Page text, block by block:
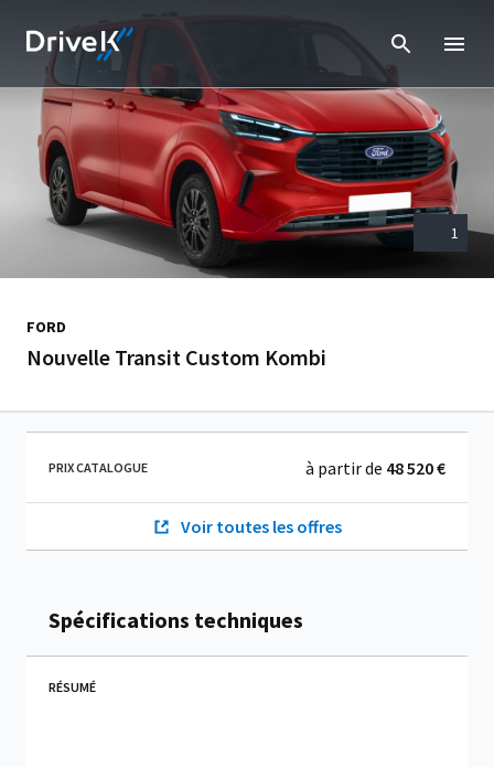
1
FORD
Nouvelle Transit Custom Kombi
Spécifications techniques
RÉSUMÉ
PRIX CATALOGUE à partir de 48 520 €
Voir toutes les offres